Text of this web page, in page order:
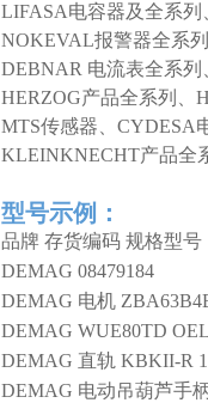
LIFASA电容器及全系
NOKEVAL报警器全系
DEBNAR 电流表全系
HERZOG产品全系列、
MTS传感器、CYDESA
KLEINKNECHT产品全
型号示例：
品牌 存货编码 规格型号
DEMAG 08479184
DEMAG 电机
DEMAG WUE80TD
DEMAG 直轨 KBKII-R
DEMAG 电动吊葫芦手